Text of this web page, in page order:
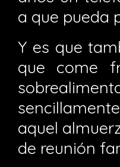
a que pueda
Y es que
que come
aquel
de reunión